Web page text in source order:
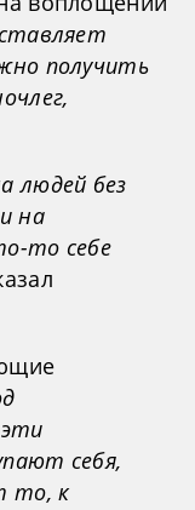
получить
людей без
на
то себе
себя,
то, к